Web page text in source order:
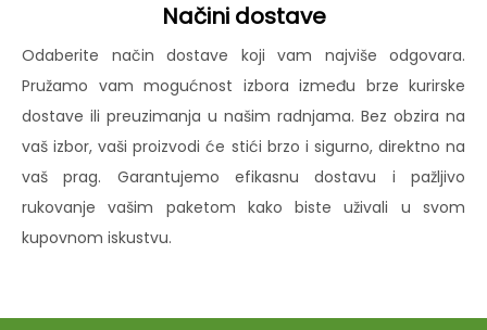
Načini dostave
Odaberite način dostave koji vam najviše odgovara.
Pružamo vam mogućnost izbora između brze kurirske
dostave ili preuzimanja u našim radnjama. Bez obzira na
vaš izbor, vaši proizvodi će stići brzo i sigurno, direktno na
vaš prag. Garantujemo efikasnu dostavu i pažljivo
rukovanje vašim paketom kako biste uživali u svom
kupovnom iskustvu.